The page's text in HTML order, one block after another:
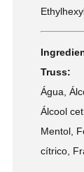
Truss:
Água,
Álcool
Mentol,
cítrico,